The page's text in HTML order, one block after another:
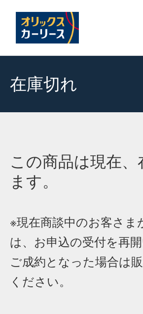
在庫切れ
この商品は現在
ます。
※現在商談中のお客さ
は、お申込の受付を再開
ご成約となった場合は
ください。